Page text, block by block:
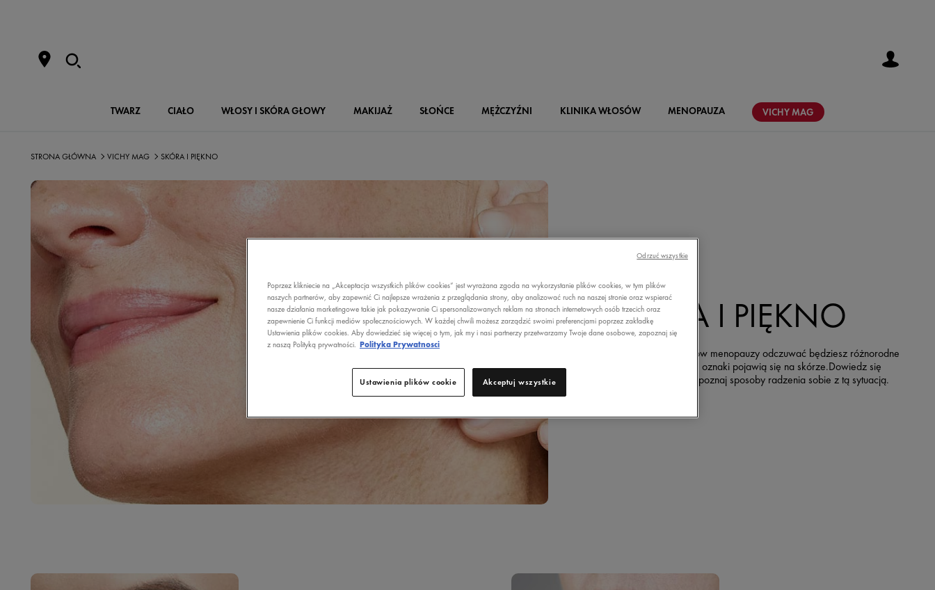
TWARZ CIAŁO WŁOSY I SKÓRA GŁOWY MAKIJAŻ SŁOŃCE MĘŻCZYŹNI KLINIKA WŁOSÓW MENOPAUZA VICHY MAG
STRONA GŁÓWNA VICHY MAG SKÓRA I PIĘKNO
SKÓRA I PIĘKNO
Podczas trzech etapów menopauzy odczuwać będziesz różnorodne
zmiany, ale pierwsze oznaki pojawią się na skórze.Dowiedz się
więcej na ten temat i poznaj sposoby radzenia sobie z tą sytuacją.
Poprzez klikniecie na „Akceptacja wszystkich plików cookies” jest wyrażana zgoda na wykorzystanie plików cookies, w tym plików
naszych partnerów, aby zapewnić Ci najlepsze wrażenia z przeglądania strony, aby analizować ruch na naszej stronie oraz wspierać
nasze działania marketingowe takie jak pokazywanie Ci spersonalizowanych reklam na stronach internetowych osób trzecich oraz
zapewnienie Ci funkcji mediów społecznościowych. W każdej chwili możesz zarządzić swoimi preferencjami poprzez zakładkę
Ustawienia plików cookies. Aby dowiedzieć się więcej o tym, jak my i nasi partnerzy przetwarzamy Twoje dane osobowe, zapoznaj się
z naszą Polityką prywatności. Polityka Prywatnosci
Ustawienia plików cookie Akceptuj wszystkie
Odrzuć wszystkie